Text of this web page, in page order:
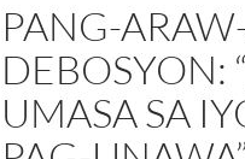
PANG-
DEBOSYON:
UMASA SA